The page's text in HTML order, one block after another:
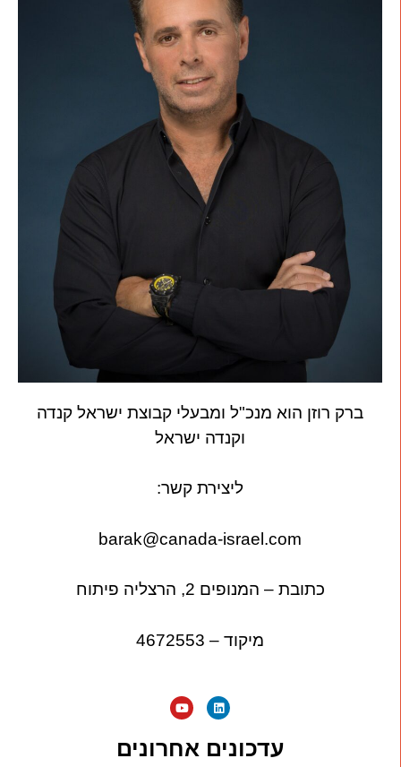
ברק רוזן הוא מנכ"ל ומבעלי קבוצת ישראל קנדה
וקנדה ישראל
ליצירת קשר:
barak@canada-israel.com
כתובת – המנופים 2, הרצליה פיתוח
מיקוד – 4672553
עדכונים אחרונים